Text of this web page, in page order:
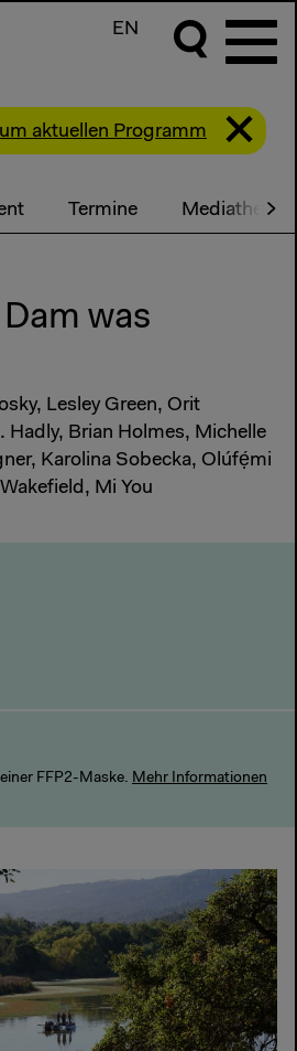
EN
aktuellen Programm
Termine Mediathek
was
Lesley Green, Orit
Hadly, Brian Holmes, Michelle
Karolina Sobecka, Olúfẹ́mi
Mi You
FFP2-Maske. Mehr Informationen